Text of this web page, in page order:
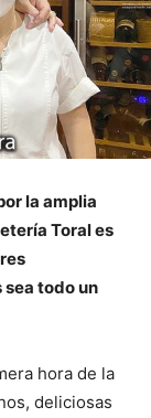
la amplia
Toral es
todo un
hora de la
deliciosas